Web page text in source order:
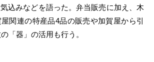
込みなどを語った。弁当販売に加え、木
関連の特産品4品の販売や加賀屋から引
「器」の活用も行う。